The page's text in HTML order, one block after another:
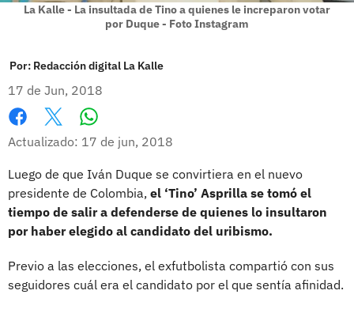
La Kalle - La insultada de Tino a quienes le increparon votar
por Duque - Foto Instagram
Por: Redacción digital La Kalle
17 de Jun, 2018
Facebook
X
Actualizado: 17 de jun, 2018
Luego de que Iván Duque se convirtiera en el nuevo
presidente de Colombia, el ‘Tino’ Asprilla se tomó el
tiempo de salir a defenderse de quienes lo insultaron
por haber elegido al candidato del uribismo.
Previo a las elecciones, el exfutbolista compartió con sus
seguidores cuál era el candidato por el que sentía afinidad.